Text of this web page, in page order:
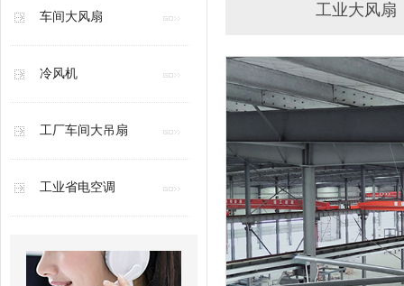
车间大风扇
冷风机
工厂车间大吊扇
工业省电空调
工业大风扇